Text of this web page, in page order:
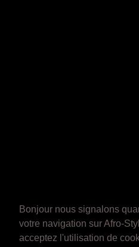
Bonjour nous signalons
votre navigation sur Afro-
acceptez l'utilisation de